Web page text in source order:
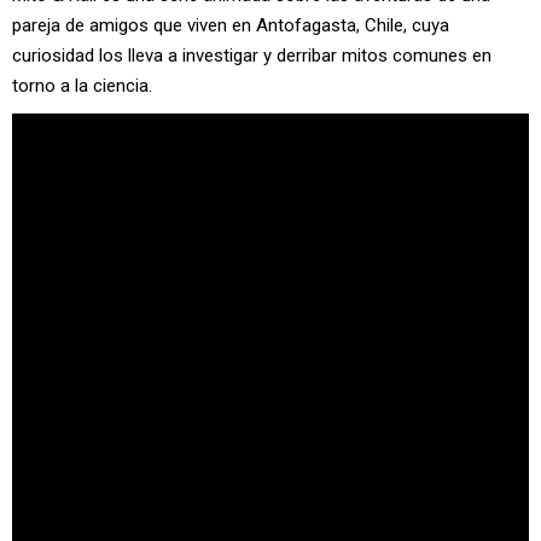
pareja de amigos que viven en Antofagasta, Chile, cuya
curiosidad los lleva a investigar y derribar mitos comunes en
torno a la ciencia.